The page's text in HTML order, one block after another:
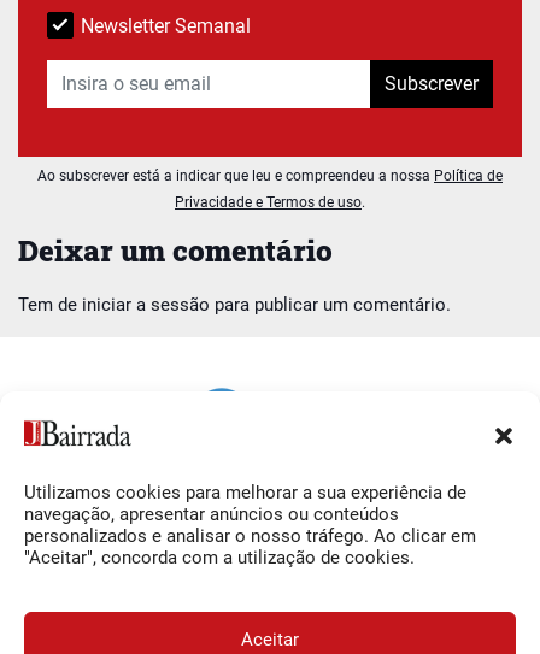
Utilizamos cookies para melhorar a sua experiência de
navegação, apresentar anúncios ou conteúdos
personalizados e analisar o nosso tráfego. Ao clicar em
"Aceitar", concorda com a utilização de cookies.
Aceitar
Deixar um comentário
Tem de iniciar a sessão para publicar um comentário.
Newsletter Semanal
Subscrever
Ao subscrever está a indicar que leu e compreendeu a nossa Política de
Privacidade e Termos de uso.
Siga-nos
Facebook
O Jornal da Bairrada
Contactos